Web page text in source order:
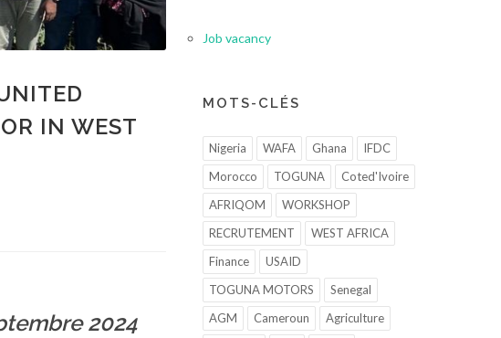
IN WEST
2024
Job vacancy
MOTS-CLÉS
Nigeria WAFA Ghana
IFDC
Morocco
TOGUNA
Coted'Ivoire
AFRIQOM
WORKSHOP
RECRUTEMENT
WEST AFRICA
Finance
USAID
TOGUNA MOTORS
Senegal
AGM
Cameroun
Agriculture